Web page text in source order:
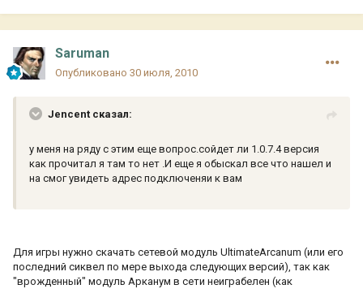
Saruman
Опубликовано 30 июля, 2010
Jencent сказал:
у меня на ряду с этим еще вопрос.сойдет ли 1.0.7.4 версия
как прочитал я там то нет .И еще я обыскал все что нашел и
на смог увидеть адрес подключеняи к вам
Для игры нужно скачать сетевой модуль UltimateArcanum (или его
последний сиквел по мере выхода следующих версий), так как
"врожденный" модуль Арканум в сети неиграбелен (как